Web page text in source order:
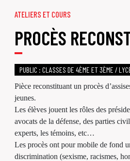
ATELIERS ET COURS
PROCÈS
PUBLIC : CLASSES DE 4ÈME ET 3ÈME /
Pièce reconstituant un procès
jeunes.
Les élèves jouent les rôles des
avocats de la défense, des parties
experts, les témoins, etc…
Les procès ont pour mobile de fond
discrimination (sexisme, racismes,